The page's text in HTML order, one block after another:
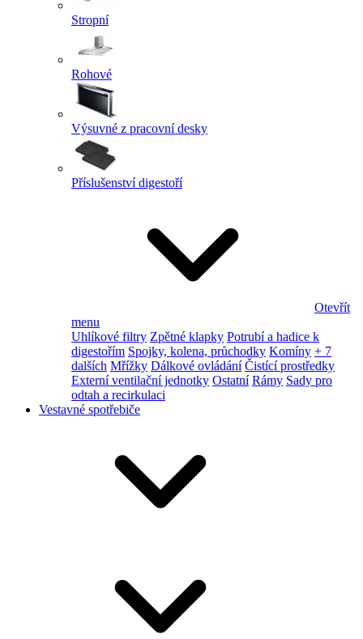
Stropní
Rohové
Výsuvné z pracovní desky
Příslušenství digestoří
Otevřít
menu
Uhlíkové filtry Zpětné klapky Potrubí a hadice k
digestořím Spojky, kolena, průchodky Komíny + 7
dalších Mřížky Dálkové ovládání Čistící prostředky
Externí ventilační jednotky Ostatní Rámy Sady pro
odtah a recirkulaci
Vestavné spotřebiče